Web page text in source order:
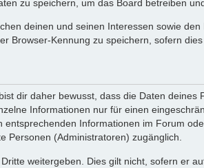
zu speichern, um das Board betreiben
deinen und seinen Interessen sowie
Browser-Kennung zu speichern, sofern
dir daher bewusst, dass die Daten deines
Informationen nur für einen
Informationen im Forum
Personen (Administratoren) zugänglich.
weitergeben. Dies gilt nicht, sofern er